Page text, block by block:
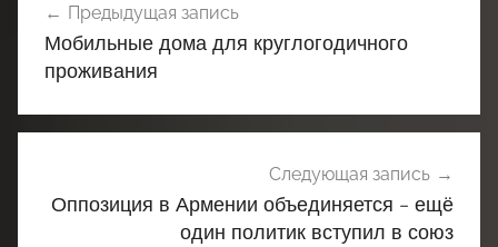
по
записям
Предыдущая запись
Мобильные дома для круглогодичного
проживания
Следующая запись
Оппозиция в Армении объединяется – ещё
один политик вступил в союз